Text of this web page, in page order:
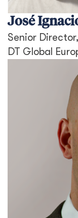
José
Senior
DT Global